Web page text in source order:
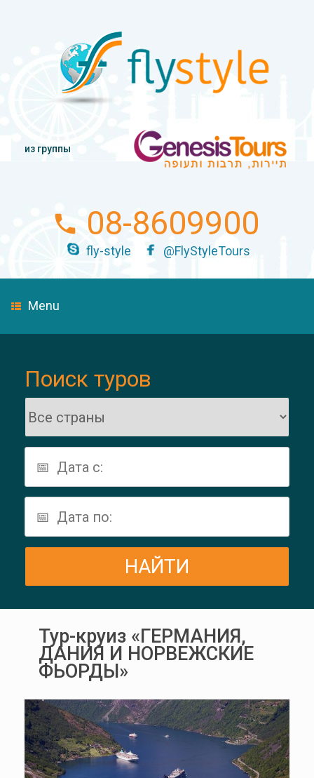
из группы
08-8609900
fly-style @FlyStyleTours
Menu
Поиск туров
Тур-круиз «ГЕРМАНИЯ,
ДАНИЯ И НОРВЕЖСКИЕ
ФЬОРДЫ»